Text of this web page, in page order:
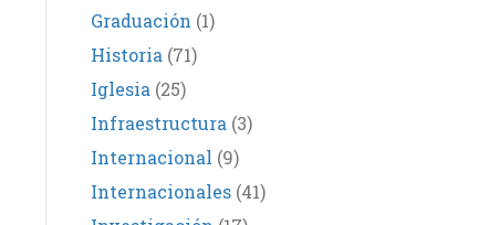
Graduación (1)
Historia (71)
Iglesia (25)
Infraestructura (3)
Internacional (9)
Internacionales(41)